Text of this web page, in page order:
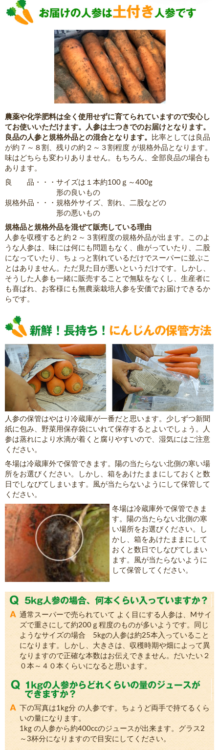
農薬や化学肥料は全く使用せずに育てられていますので安心し
てお使いいただけます。人参は土つきでのお届けとなります。
良品の人参と規格外品との混合となります。
比率としては良品
が約７～８割、残りの約２～３割程度 が規格外品となります。
味はどちらも変わりありません。もちろん、全部良品の場合も
あります。
良 品・・・サイズは１本約100ｇ～400g
形の良いもの
規格外品・・・規格外サイズ、割れ、二股などの
形の悪いもの
規格品と規格外品を混ぜて販売している理由
人参を収穫すると約２～３割程度の規格外品が出ます。このよ
うな人参は、味には何にも問題もなく、曲がっていたり、二股
になっていたり、ちょっと割れているだけでスーパーに並ぶこ
とはありません。ただ見た目が悪いというだけです。しかし、
そうした人参も一緒に販売することで無駄をなくし、生産者に
も喜ばれ、お客様にも無農薬栽培人参を安価でお届けできるか
らです。
人参の保管はやはり冷蔵庫が一番だと思います。少しずつ新聞
紙に包み、野菜用保存袋にいれて保存するとよいでしょう。人
参は蒸れにより水滴が着くと腐りやすいので、湿気にはご注意
ください。
冬場は冷蔵庫外で保管できます。陽の当たらない北側の寒い場
所をお選びください。しかし、箱をあけたままにしておくと数
日でしなびてしまいます。風が当たらないようにして保管して
ください。
冬場は冷蔵庫外で保管できま
す。陽の当たらない北側の寒
い場所をお選びください。し
かし、箱をあけたままにして
おくと数日でしなびてしまい
ます。風が当たらないように
して保管してください。
通常スーパーで売られていて よく目にする人参は、Mサイ
ズで重さにして約200ｇ程度のものが多いようです。同じ
ようなサイズの場合 5kgの人参は約25本入っていること
になります。しかし、大きさは、収穫時期や畑によって異
なりますので正確な本数はお伝えできません。だいたい２
０本～４０本くらいになると思います。
下の写真は1kg分 の人参です。ちょうど両手で持てるくら
いの量になります。
1kg の人参から約400ccのジュースが出来ます。グラス2
～3杯分になりますので目安にしてください。